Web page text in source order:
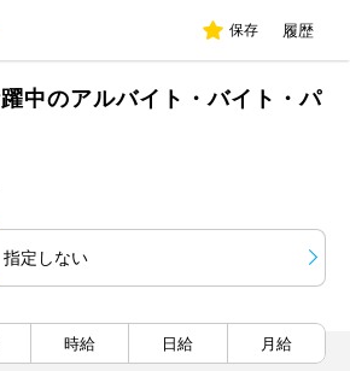
保存 履歴
中のアルバイト・バイト・パ
指定しない
時給 日給 月給